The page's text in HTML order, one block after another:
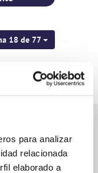
para analizar
relacionada
elaborado a
18 de 77